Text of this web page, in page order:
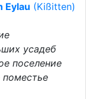
Eylau (Kißitten)
усадеб
поселение